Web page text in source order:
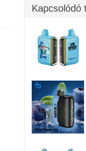
Kapcsolódó